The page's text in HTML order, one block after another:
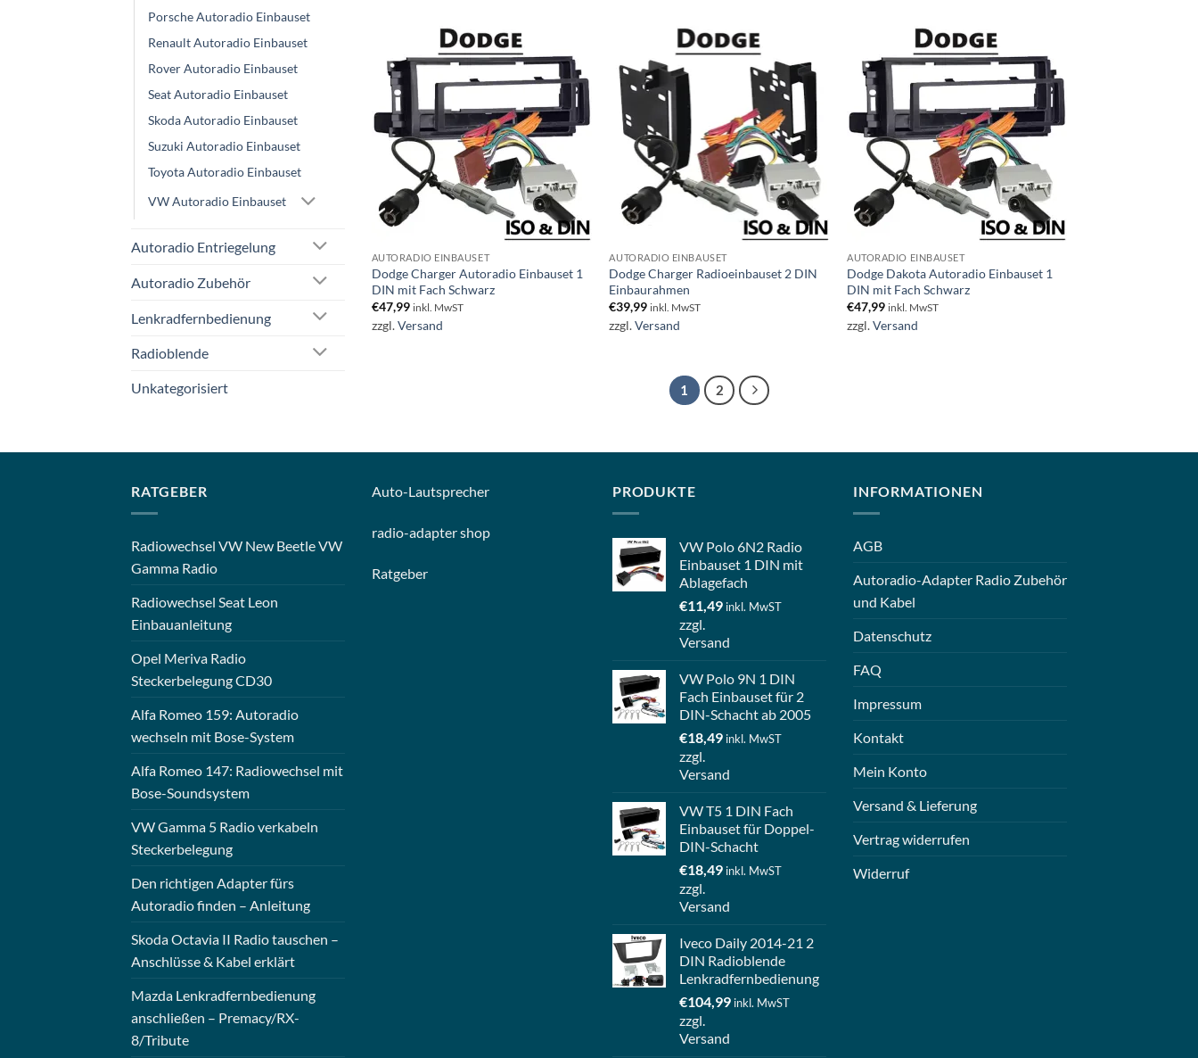
Porsche Autoradio Einbauset
Renault Autoradio Einbauset
Rover Autoradio Einbauset
Seat Autoradio Einbauset
Skoda Autoradio Einbauset
Suzuki Autoradio Einbauset
Toyota Autoradio Einbauset
VW Autoradio Einbauset
Autoradio Entriegelung
Autoradio Zubehör
Lenkradfernbedienung
Radioblende
Unkategorisiert
AUTORADIO EINBAUSET
Dodge Charger Autoradio Einbauset 1
DIN mit Fach Schwarz
€47,99 inkl. MwST
zzgl.Versand
AUTORADIO EINBAUSET
Dodge Charger Radioeinbauset 2 DIN
Einbaurahmen
€39,99 inkl. MwST
zzgl.Versand
AUTORADIO EINBAUSET
Dodge Dakota Autoradio Einbauset 1
DIN mit Fach Schwarz
€47,99 inkl. MwST
zzgl.Versand
1 2
RATGEBER
Radiowechsel VW New Beetle VW
Gamma Radio
Radiowechsel Seat Leon
Einbauanleitung
Opel Meriva Radio
Steckerbelegung CD30
Alfa Romeo 159: Autoradio
wechseln mit Bose-System
Alfa Romeo 147: Radiowechsel mit
Bose-Soundsystem
VW Gamma 5 Radio verkabeln
Steckerbelegung
Den richtigen Adapter fürs
Autoradio finden – Anleitung
Skoda Octavia II Radio tauschen –
Anschlüsse & Kabel erklärt
Mazda Lenkradfernbedienung
anschließen – Premacy/RX-
8/Tribute
Auto-Lautsprecher
radio-adapter shop
Ratgeber
PRODUKTE
VW Polo 6N2 Radio
Einbauset 1 DIN mit
Ablagefach
€11,49 inkl. MwST
zzgl.
Versand
VW Polo 9N 1 DIN
Fach Einbauset für 2
DIN-Schacht ab 2005
€18,49 inkl. MwST
zzgl.
Versand
VW T5 1 DIN Fach
Einbauset für Doppel-
DIN-Schacht
€18,49 inkl. MwST
zzgl.
Versand
Iveco Daily 2014-21 2
DIN Radioblende
Lenkradfernbedienung
€104,99 inkl. MwST
zzgl.
Versand
INFORMATIONEN
AGB
Autoradio-Adapter Radio Zubehör
und Kabel
Datenschutz
FAQ
Impressum
Kontakt
Mein Konto
Versand & Lieferung
Vertrag widerrufen
Widerruf